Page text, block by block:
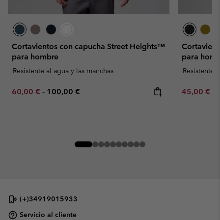
Cortavientos con capucha Street Heights™
para hombre
Resistente al agua y las manchas
Minimum sale price:
60,00 € - Maximum price:
100,00 €
para
Resistente
Minimum
45,00 €
(+)34919015933
Servicio al cliente